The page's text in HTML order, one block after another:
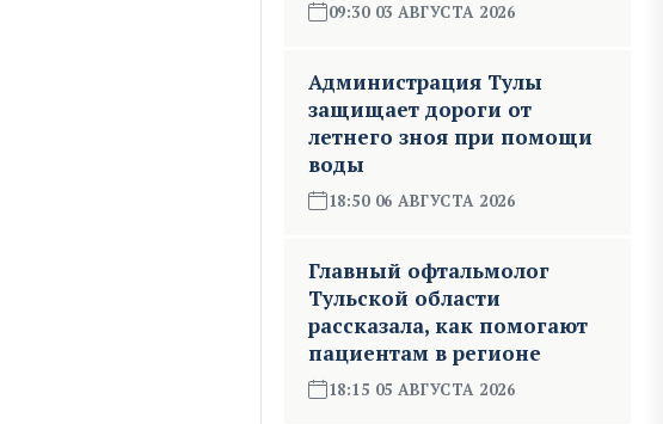
09:30 03 АВГУСТА 2026
Администрация Тулы
защищает дороги от
летнего зноя при помощи
воды
18:50 06 АВГУСТА 2026
Главный офтальмолог
Тульской области
рассказала, как помогают
пациентам в регионе
18:15 05 АВГУСТА 2026